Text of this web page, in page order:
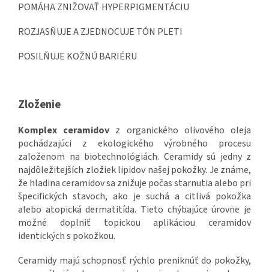
POMÁHA ZNIŽOVAŤ HYPERPIGMENTÁCIU
ROZJASŇUJE A ZJEDNOCUJE TÓN PLETI
POSILŇUJE KOŽNÚ BARIÉRU
Zloženie
Komplex ceramidov z organického olivového oleja
pochádzajúci z ekologického výrobného procesu
založenom na biotechnológiách. Ceramidy sú jedny z
najdôležitejších zložiek lipidov našej pokožky. Je známe,
že hladina ceramidov sa znižuje počas starnutia alebo pri
špecifických stavoch, ako je suchá a citlivá pokožka
alebo atopická dermatitída. Tieto chýbajúce úrovne je
možné doplniť topickou aplikáciou ceramidov
identických s pokožkou.
Ceramidy majú schopnosť rýchlo preniknúť do pokožky,